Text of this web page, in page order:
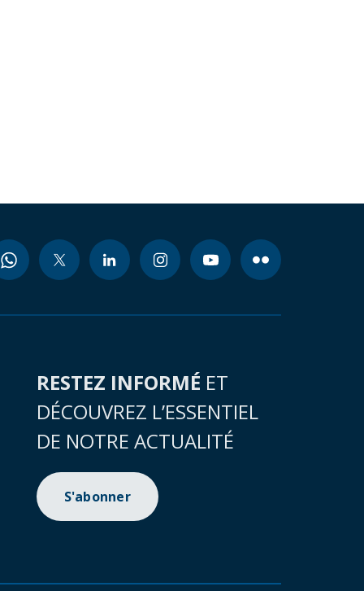
RESTEZ INFORMÉ ET
DÉCOUVREZ L’ESSENTIEL
DE NOTRE ACTUALITÉ
S'abonner